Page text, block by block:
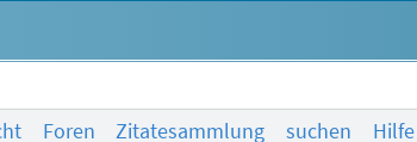
Foren Zitatesammlung suchen Hilfe